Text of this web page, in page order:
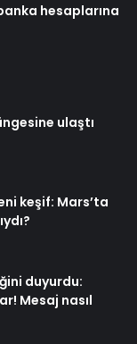
hesaplarına
ulaştı
keşif: Mars’ta
duyurdu:
Mesaj nasıl